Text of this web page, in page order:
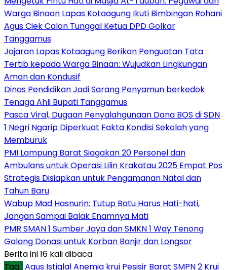
Warga Binaan Lapas Kotaagung Ikuti Bimbingan Rohani
Agus Ciek Calon Tunggal Ketua DPD Golkar
Tanggamus
Jajaran Lapas Kotaagung Berikan Penguatan Tata
Tertib kepada Warga Binaan: Wujudkan Lingkungan
Aman dan Kondusif
Dinas Pendidikan Jadi Sarang Penyamun berkedok
Tenaga Ahli Bupati Tanggamus
Pasca Viral, Dugaan Penyalahgunaan Dana BOS di SDN
1 Negri Ngarip Diperkuat Fakta Kondisi Sekolah yang
Memburuk
PMI Lampung Barat Siagakan 20 Personel dan
Ambulans untuk Operasi Lilin Krakatau 2025 Empat Pos
Strategis Disiapkan untuk Pengamanan Natal dan
Tahun Baru
Wabup Mad Hasnurin: Tutup Batu Harus Hati-hati,
Jangan Sampai Balak Enamnya Mati
PMR SMAN 1 Sumber Jaya dan SMKN 1 Way Tenong
Galang Donasi untuk Korban Banjir dan Longsor
Berita ini 16 kali dibaca
Tag : Agus IstiqlalAnemia krui Pesisir Barat SMPN 2 Krui